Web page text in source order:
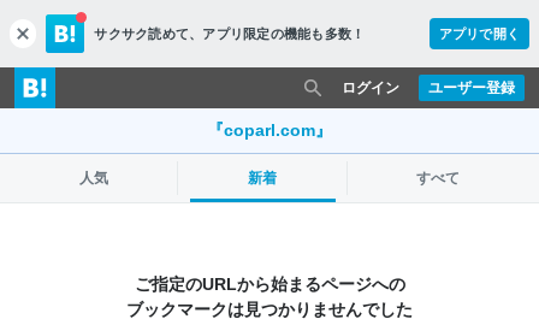
c
l
o
s
サクサク読めて、 アプリ限定の機能も多数！ アプリで開く
ユーザー登録
ログイン
『coparl.com』
人気 新着 すべて
ご指定のURLから始まるページへの
ブックマークは見つかりませんでした